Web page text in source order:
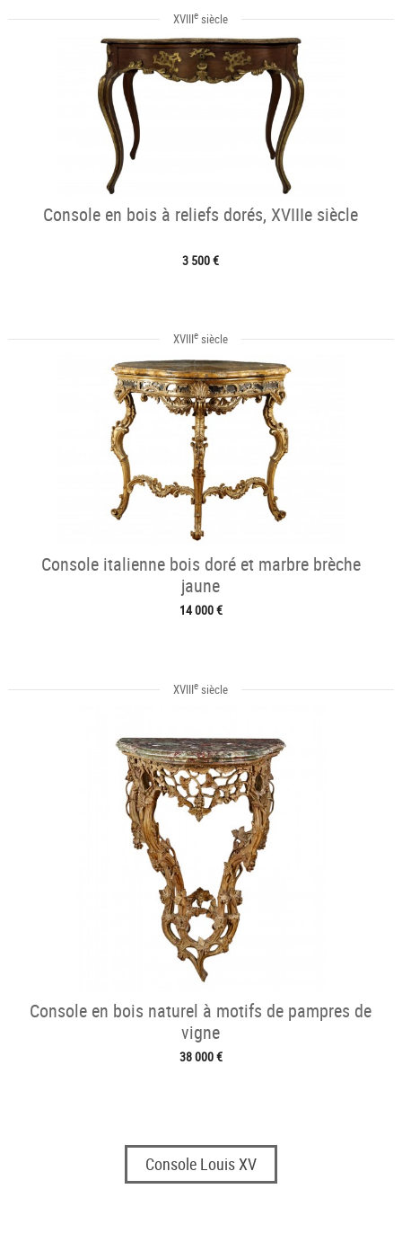
XVIIIe siècle
Console en bois à reliefs dorés, XVIIIe siècle
3 500 €
XVIIIe siècle
Console italienne bois doré et marbre brèche
jaune
14 000 €
XVIIIe siècle
Console en bois naturel à motifs de pampres de
vigne
38 000 €
Console Louis XV